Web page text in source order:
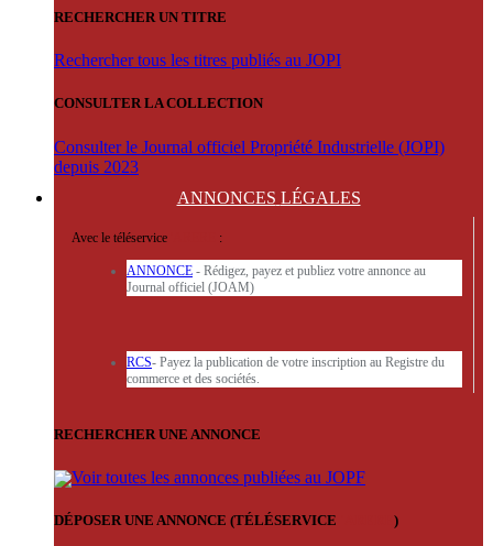
RECHERCHER UN TITRE
Rechercher tous les titres publiés au JOPI
CONSULTER LA COLLECTION
Consulter le Journal officiel Propriété Industrielle (JOPI)
depuis 2023
ANNONCES LÉGALES
Avec le téléservice :
ANNONCE - Rédigez, payez et publiez votre annonce au
Journal officiel (JOAM)
RCS- Payez la publication de votre inscription au Registre du
commerce et des sociétés.
RECHERCHER UNE ANNONCE
Voir toutes les annonces publiées au JOPF
DÉPOSER UNE ANNONCE (TÉLÉSERVICE )